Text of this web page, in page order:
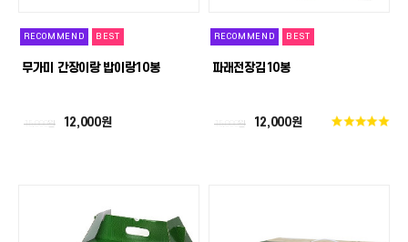
RECOMMEND BEST
무가미 간장이랑 밥이랑10봉
15,000원 12,000원
RECOMMEND BEST
파래전장김10봉
15,000원 12,000원